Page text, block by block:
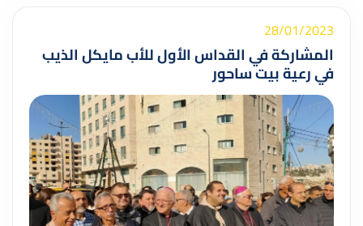
28/01/2023
المشاركة في القداس الأول للأب مايكل الذيب
في رعية بيت ساحور